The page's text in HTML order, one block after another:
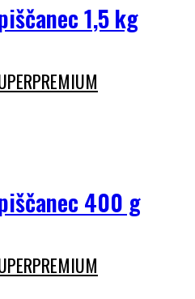
1,5 kg
400 g